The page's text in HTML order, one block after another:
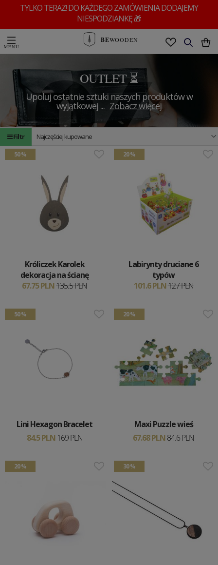
TYLKO TERAZ! DO KAŻDEGO ZAMÓWIENIA DODAJEMY
NIESPODZIANKĘ 🎁
BEWOODEN
OUTLET ⏳
Upoluj ostatnie sztuki naszych produktów w
wyjątkowej ... Zobacz więcej
Filtr Najczęściej kupowane
50 %
Króliczek Karolek
dekoracja na ścianę
67.75 PLN135.5 PLN
20 %
Labirynty druciane 6
typów
101.6 PLN127 PLN
50 %
Lini Hexagon Bracelet
84.5 PLN169 PLN
20 %
Maxi Puzzle wieś
67.68 PLN84.6 PLN
20 % 30 %